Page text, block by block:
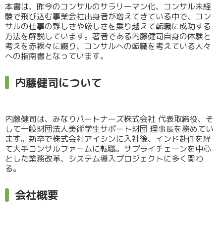
本書は、昨今のコンサルのサラリーマン化、コンサル未経
験で飛び込む事業会社出身者が増えてきている中で、コン
サルの仕事の難しさや厳しさを乗り越えて転職に成功する
方法を解説しています。著者である内藤健司自身の体験と
考えを赤裸々に綴り、コンサルへの転職を考えている人々
への指南書となっています。
内藤健司について
内藤健司は、みなりパートナーズ株式会社 代表取締役、そ
して一般財団法人美術学生サポート財団 理事長を務めてい
ます。新卒で株式会社アイシンに入社後、インド赴任を経
て大手コンサルファームに転職。サプライチェーンを中心
とした業務改革、システム導入プロジェクトに多く関わ
る。
会社概要